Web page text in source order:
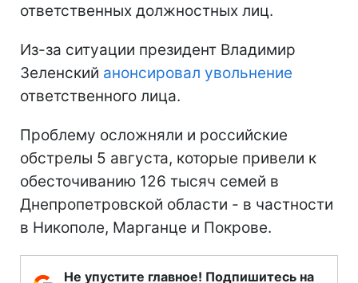
ответственных должностных лиц.
Из-за ситуации президент Владимир
Зеленский анонсировал увольнение
ответственного лица.
Проблему осложняли и российские
обстрелы 5 августа, которые привели к
обесточиванию 126 тысяч семей в
Днепропетровской области - в частности
в Никополе, Марганце и Покрове.
Не упустите главное! Подпишитесь на